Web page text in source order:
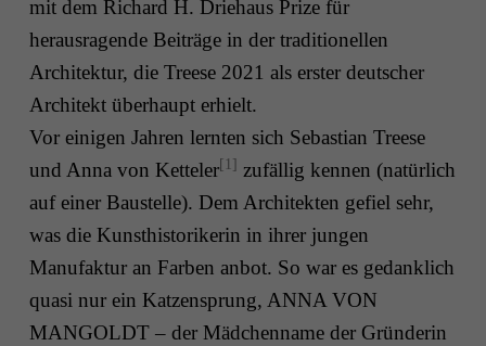
mit dem Richard H. Driehaus Prize für
herausragende Beiträge in der traditionellen
Architektur, die Treese 2021 als erster deutscher
Architekt überhaupt erhielt.
Vor einigen Jahren lernten sich Sebastian Treese
und Anna von Ketteler[1] zufällig kennen (natürlich
auf einer Baustelle). Dem Architekten gefiel sehr,
was die Kunsthistorikerin in ihrer jungen
Manufaktur an Farben anbot. So war es gedanklich
quasi nur ein Katzensprung, ANNA VON
MANGOLDT – der Mädchenname der Gründerin